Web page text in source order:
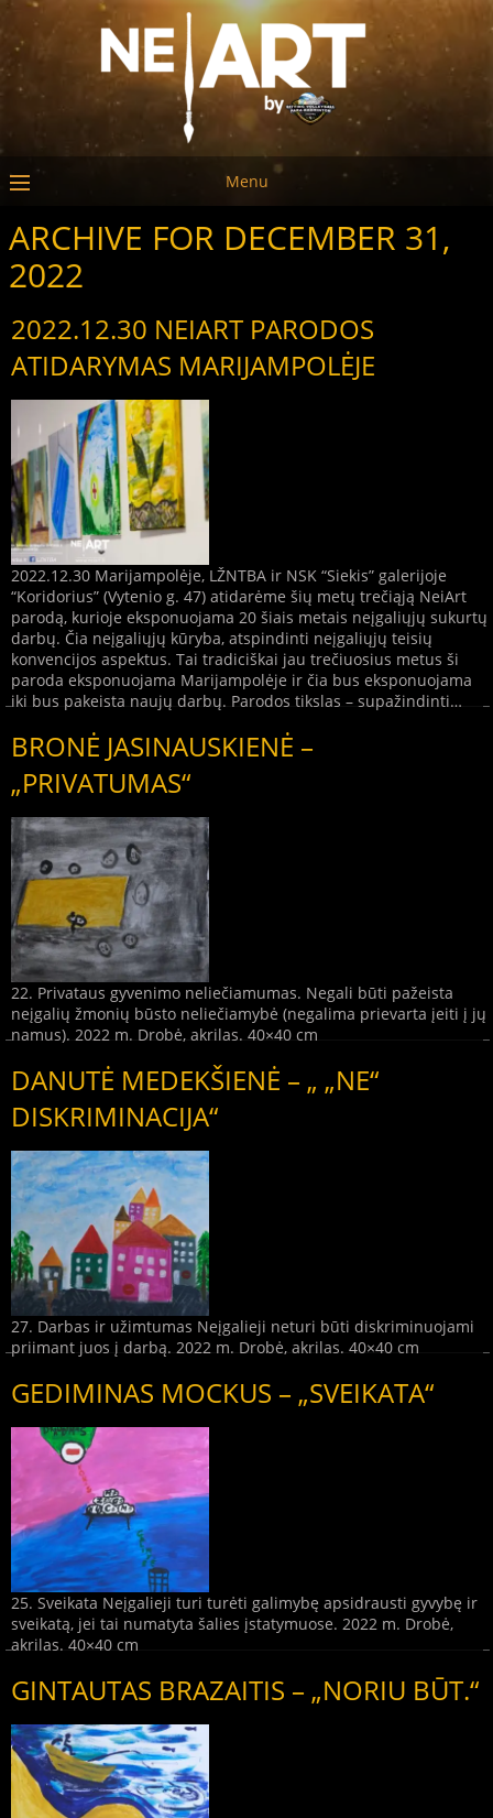
Menu
ARCHIVE FOR DECEMBER 31,
2022
2022.12.30 NEIART PARODOS
ATIDARYMAS MARIJAMPOLĖJE
2022.12.30 Marijampolėje, LŽNTBA ir NSK “Siekis” galerijoje
“Koridorius” (Vytenio g. 47) atidarėme šių metų trečiąją NeiArt
parodą, kurioje eksponuojama 20 šiais metais neįgaliųjų sukurtų
darbų. Čia neįgaliųjų kūryba, atspindinti neįgaliųjų teisių
konvencijos aspektus. Tai tradiciškai jau trečiuosius metus ši
paroda eksponuojama Marijampolėje ir čia bus eksponuojama
iki bus pakeista naujų darbų. Parodos tikslas – supažindinti…
BRONĖ JASINAUSKIENĖ –
„PRIVATUMAS“
22. Privataus gyvenimo neliečiamumas. Negali būti pažeista
neįgalių žmonių būsto neliečiamybė (negalima prievarta įeiti į jų
namus). 2022 m. Drobė, akrilas. 40×40 cm
DANUTĖ MEDEKŠIENĖ – „ „NE“
DISKRIMINACIJA“
27. Darbas ir užimtumas Neįgalieji neturi būti diskriminuojami
priimant juos į darbą. 2022 m. Drobė, akrilas. 40×40 cm
GEDIMINAS MOCKUS – „SVEIKATA“
25. Sveikata Neįgalieji turi turėti galimybę apsidrausti gyvybę ir
sveikatą, jei tai numatyta šalies įstatymuose. 2022 m. Drobė,
akrilas. 40×40 cm
GINTAUTAS BRAZAITIS – „NORIU BŪT.“